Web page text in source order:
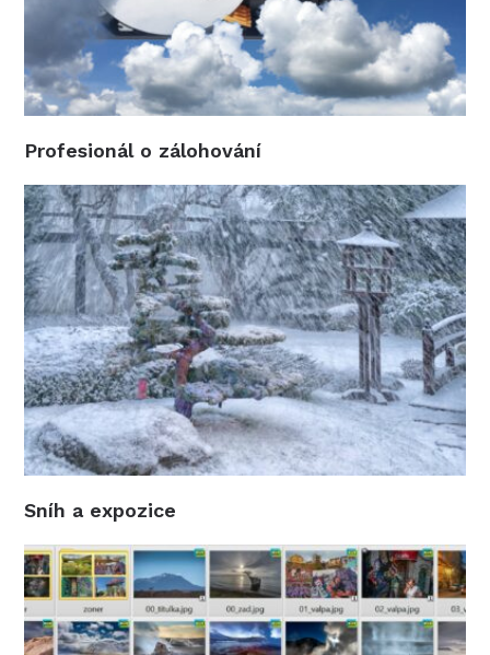
Profesionál o zálohování
Sníh a expozice